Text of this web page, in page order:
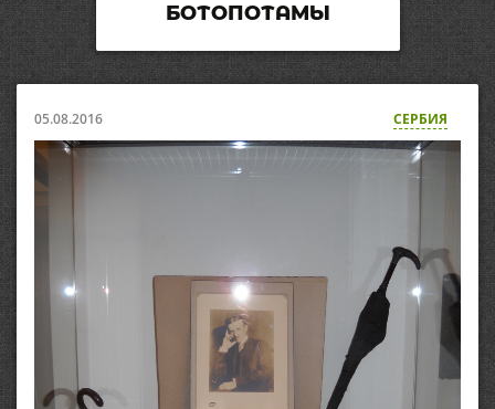
БОТОПОТАМЫ
05.08.2016 СЕРБИЯ